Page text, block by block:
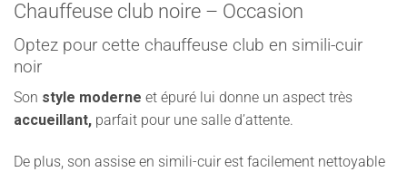
Chauffeuse club noire – Occasion
Optez pour cette chauffeuse club en simili-cuir
noir
Son style moderne et épuré lui donne un aspect très
accueillant, parfait pour une salle d’attente.
De plus, son assise en simili-cuir est facilement nettoyable